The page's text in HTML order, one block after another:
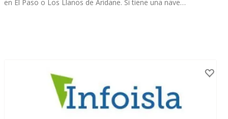
en El Paso o Los Llanos de Aridane. Si tiene una nave…